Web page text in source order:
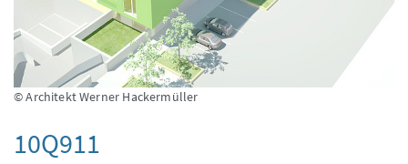
© Architekt Werner Hackermüller
10Q911